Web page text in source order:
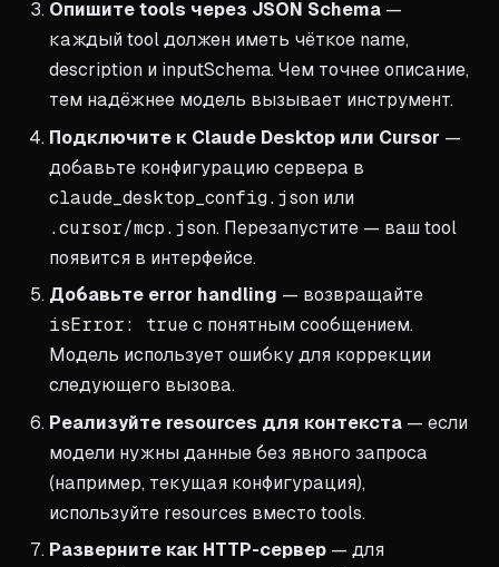
Опишите tools через JSON Schema —
каждый tool должен иметь чёткое name,
description и inputSchema. Чем точнее описание,
тем надёжнее модель вызывает инструмент.
Подключите к Claude Desktop или Cursor —
добавьте конфигурацию сервера в
claude_desktop_config.json или
.cursor/mcp.json. Перезапустите — ваш tool
появится в интерфейсе.
Добавьте error handling — возвращайте
isError: true с понятным сообщением.
Модель использует ошибку для коррекции
следующего вызова.
Реализуйте resources для контекста — если
модели нужны данные без явного запроса
(например, текущая конфигурация),
используйте resources вместо tools.
Разверните как HTTP-сервер — для